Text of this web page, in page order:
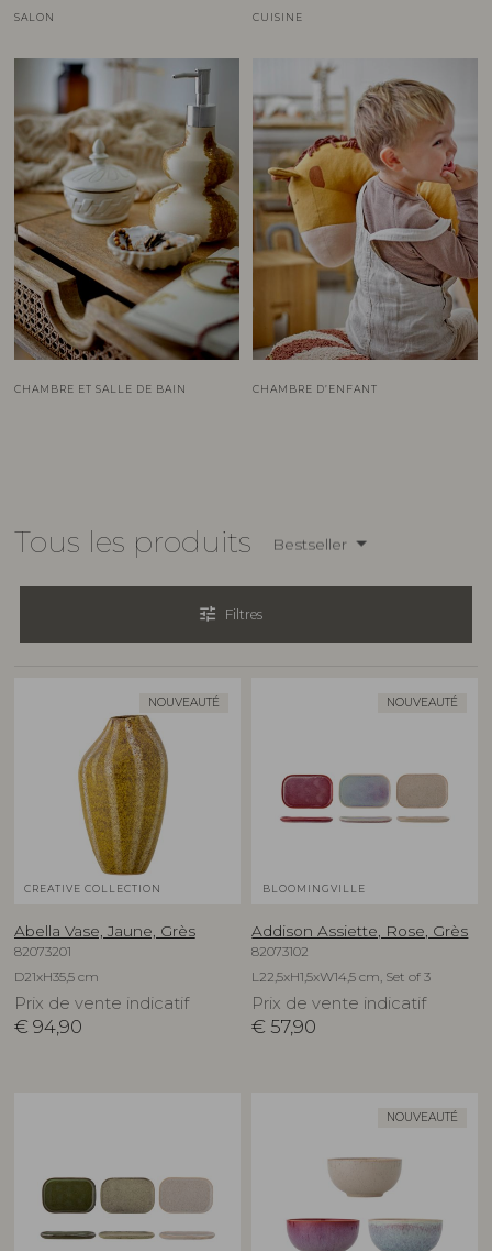
SALON CUISINE
CHAMBRE ET SALLE DE BAIN CHAMBRE D’ENFANT
Tous les produits Bestseller
tune Filtres
NOUVEAUTÉ
CREATIVE COLLECTION
Abella Vase, Jaune, Grès
82073201
D21xH35,5 cm
Prix de vente indicatif
€ 94,90
NOUVEAUTÉ
BLOOMINGVILLE
Addison Assiette, Rose, Grès
82073102
L22,5xH1,5xW14,5 cm, Set of 3
Prix de vente indicatif
€ 57,90
NOUVEAUTÉ